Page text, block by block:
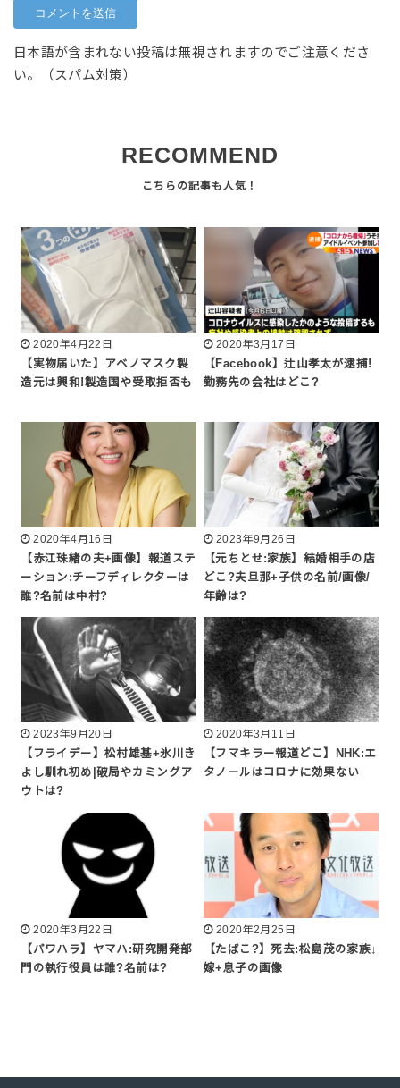
日本語が含まれない投稿は無視されますのでご注意くださ
い。（スパム対策）
RECOMMEND
2020年4月22日
【実物届いた】アベノマスク製
造元は興和!製造国や受取拒否も
2020年3月17日
【Facebook】辻山孝太が逮捕!
勤務先の会社はどこ?
2020年4月16日
【赤江珠緒の夫+画像】報道ステ
ーション:チーフディレクターは
誰?名前は中村?
2023年9月26日
【元ちとせ:家族】結婚相手の店
どこ?夫旦那+子供の名前/画像/
年齢は?
2023年9月20日
【フライデー】松村雄基+氷川き
よし馴れ初め|破局やカミングア
ウトは?
2020年3月11日
【フマキラー報道どこ】NHK:エ
タノールはコロナに効果ない
2020年3月22日
【パワハラ】ヤマハ:研究開発部
門の執行役員は誰?名前は?
2020年2月25日
【たばこ?】死去:松島茂の家族↓
嫁+息子の画像